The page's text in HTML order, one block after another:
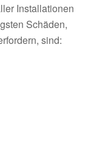
Installationen
Schäden,
sind: